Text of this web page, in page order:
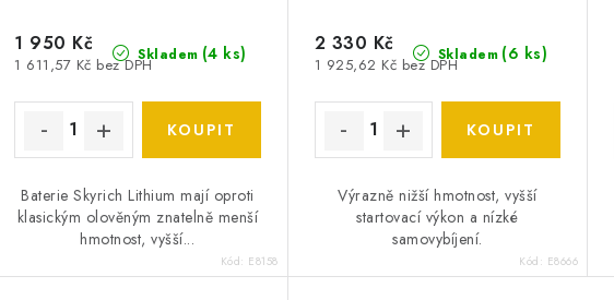
Skladem (4 ks)
1 611,57 Kč bez DPH
1 950 Kč
Baterie Skyrich Lithium mají oproti
klasickým olověným znatelně menší
hmotnost, vyšší...
Kód: E8158
Skladem (6 ks)
1 925,62 Kč bez DPH
2 330 Kč
Výrazně nižší hmotnost, vyšší
startovací výkon a nízké
samovybíjení.
Kód: E8666